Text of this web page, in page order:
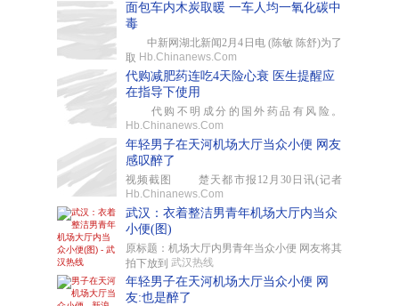
面包车内木炭取暖 一车人均一氧化碳中
毒
中新网湖北新闻2月4日电 (陈敏 陈舒)为了
取 Hb.Chinanews.Com
代购减肥药连吃4天险心衰 医生提醒应
在指导下使用
代购不明成分的国外药品有风险。
Hb.Chinanews.Com
年轻男子在天河机场大厅当众小便 网友
感叹醉了
视频截图 楚天都市报12月30日讯(记者
Hb.Chinanews.Com
武汉：衣着整洁男青年机场大厅内当众
小便(图)
原标题：机场大厅内男青年当众小便 网友将其
拍下放到 武汉热线
年轻男子在天河机场大厅当众小便 网
友:也是醉了